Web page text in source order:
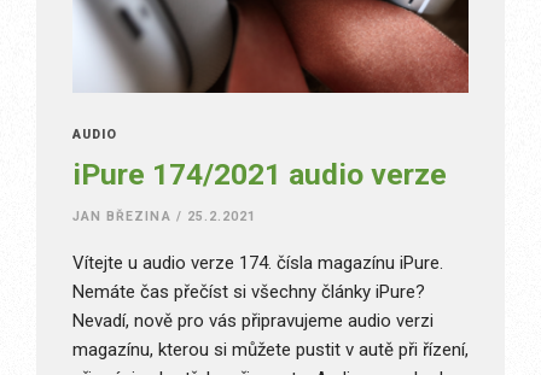
AUDIO
iPure 174/2021 audio verze
JAN BŘEZINA / 25.2.2021
Vítejte u audio verze 174. čísla magazínu iPure.
Nemáte čas přečíst si všechny články iPure?
Nevadí, nově pro vás připravujeme audio verzi
magazínu, kterou si můžete pustit v autě při řízení,